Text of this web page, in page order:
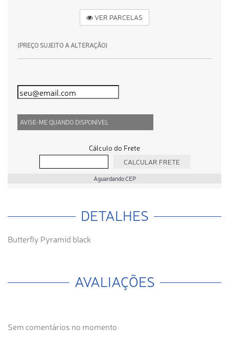
VER PARCELAS
(PREÇO SUJEITO A ALTERAÇÃO)
AVISE-ME QUANDO DISPONÍVEL
Cálculo do Frete
Aguardando CEP
DETALHES
Butterfly Pyramid black
AVALIAÇÕES
Sem comentários no momento